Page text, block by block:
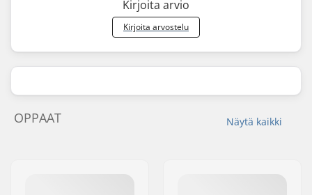
Kirjoita arvio
Kirjoita arvostelu
Näytä kaikki
OPPAAT